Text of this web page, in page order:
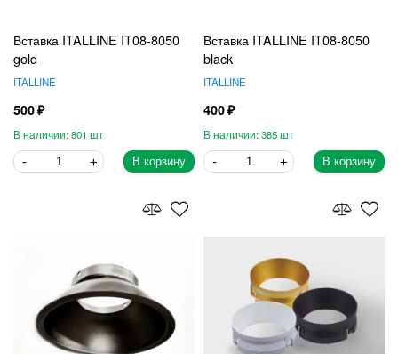
Вставка ITALLINE IT08-8050
gold
ITALLINE
500
801
В корзину
Вставка ITALLINE IT08-8050
black
ITALLINE
400
385
В корзину